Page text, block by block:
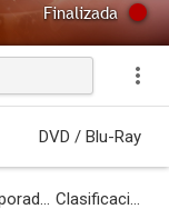
Finalizada
DVD / Blu-Ray
Temporadas Clasificación por edades